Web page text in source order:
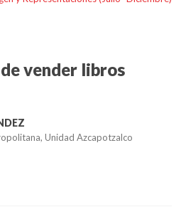
vender libros
Unidad Azcapotzalco